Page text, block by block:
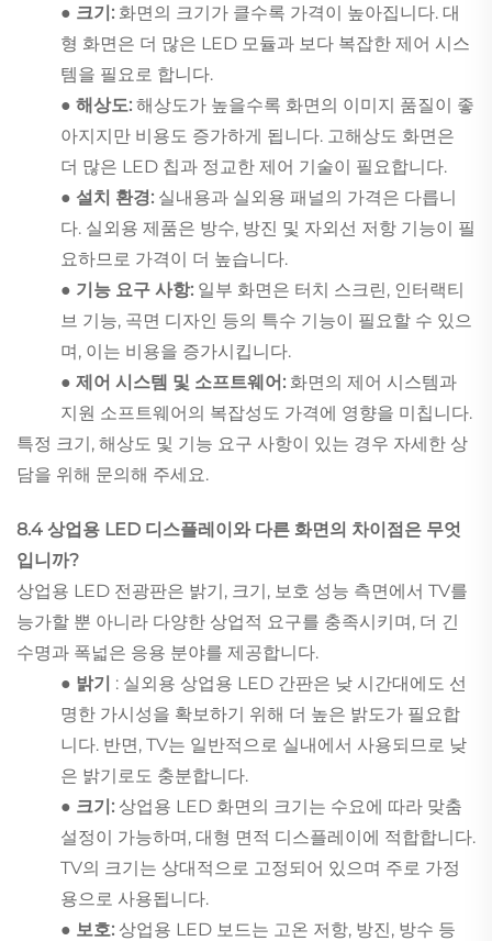
● 크기: 화면의 크기가 클수록 가격이 높아집니다. 대
형 화면은 더 많은 LED 모듈과 보다 복잡한 제어 시스
템을 필요로 합니다.
● 해상도: 해상도가 높을수록 화면의 이미지 품질이 좋
아지지만 비용도 증가하게 됩니다. 고해상도 화면은
더 많은 LED 칩과 정교한 제어 기술이 필요합니다.
● 설치 환경: 실내용과 실외용 패널의 가격은 다릅니
다. 실외용 제품은 방수, 방진 및 자외선 저항 기능이 필
요하므로 가격이 더 높습니다.
● 기능 요구 사항: 일부 화면은 터치 스크린, 인터랙티
브 기능, 곡면 디자인 등의 특수 기능이 필요할 수 있으
며, 이는 비용을 증가시킵니다.
● 제어 시스템 및 소프트웨어: 화면의 제어 시스템과
지원 소프트웨어의 복잡성도 가격에 영향을 미칩니다.
특정 크기, 해상도 및 기능 요구 사항이 있는 경우 자세한 상
담을 위해 문의해 주세요.
8.4 상업용 LED 디스플레이와 다른 화면의 차이점은 무엇
입니까?
상업용 LED 전광판은 밝기, 크기, 보호 성능 측면에서 TV를
능가할 뿐 아니라 다양한 상업적 요구를 충족시키며, 더 긴
수명과 폭넓은 응용 분야를 제공합니다.
● 밝기 : 실외용 상업용 LED 간판은 낮 시간대에도 선
명한 가시성을 확보하기 위해 더 높은 밝도가 필요합
니다. 반면, TV는 일반적으로 실내에서 사용되므로 낮
은 밝기로도 충분합니다.
● 크기: 상업용 LED 화면의 크기는 수요에 따라 맞춤
설정이 가능하며, 대형 면적 디스플레이에 적합합니다.
TV의 크기는 상대적으로 고정되어 있으며 주로 가정
용으로 사용됩니다.
● 보호: 상업용 LED 보드는 고온 저항, 방진, 방수 등